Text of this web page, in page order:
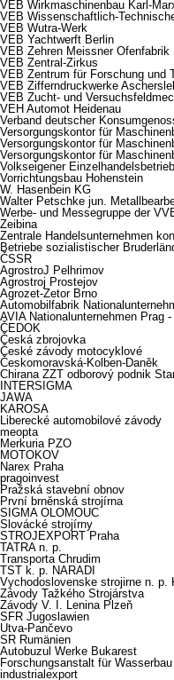
VEB Wirkmaschinenbau Karl-
VEB Wissenschaftlich-
VEB Wutra-Werk
VEB Yachtwerft Berlin
VEB Zehren Meissner Ofenfabrik
VEB Zentral-Zirkus
VEB Zentrum für Forschung und
VEB Zifferndruckwerke
VEB Zucht- und
VEH Automot Heidenau
Verband deutscher
Versorgungskontor für
Versorgungskontor für
Versorgungskontor für
Volkseigener Einzelhandelsbetrieb
Vorrichtungsbau Hohenstein
W. Hasenbein KG
Walter Petschke jun.
Werbe- und Messegruppe der
Zeibina
Zentrale Handelsunternehmen
Betriebe sozialistischer
ČSSR
AgrostroJ Pelhrimov
Agrostroj Prostejov
Agrozet-Zetor Brno
Automobilfabrik
AVIA Nationalunternehmen Prag
ČEDOK
Česká zbrojovka
České závody motocyklové
Českomoravská-Kolben-Daněk
Chirana ZZT odborový podnik
INTERSIGMA
JAWA
KAROSA
Liberecké automobilové závody
meopta
Merkuria PZO
MOTOKOV
Narex Praha
pragoinvest
Pražská stavební obnov
První brněnská strojírna
SIGMA OLOMOUC
Slovácké strojírny
STROJEXPORT Praha
TATRA n. p.
Transporta Chrudim
TST k. p. NARADI
Vychodoslovenske strojirne n. p.
Závody Tažkého Strojárstva
Závody V. I. Lenina Plzeň
SFR Jugoslawien
Utva-Pančevo
SR Rumänien
Autobuzul Werke Bukarest
Forschungsanstalt für Wasserbau
industrialexport